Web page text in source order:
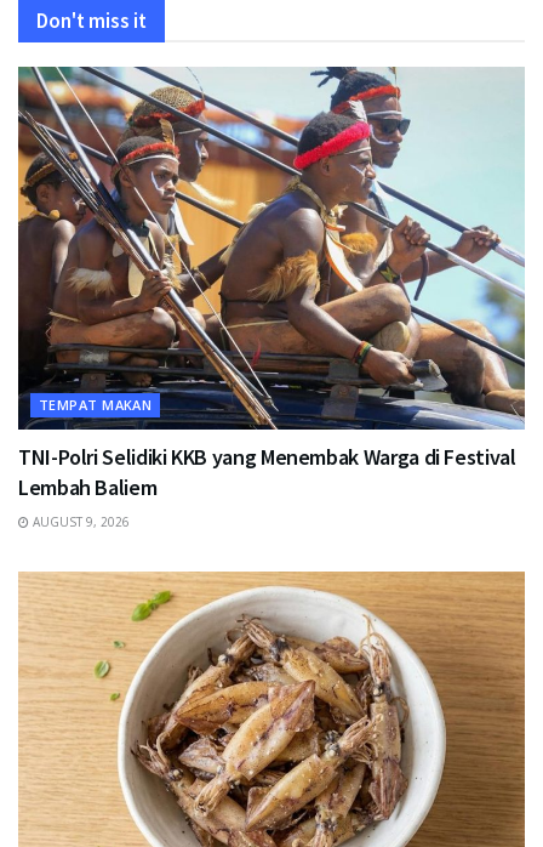
Don't miss it
TEMPAT MAKAN
TNI-Polri Selidiki KKB yang Menembak Warga di Festival
Lembah Baliem
AUGUST 9, 2026